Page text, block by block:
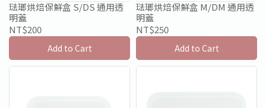
琺瑯烘焙保鮮盒 S/DS 通用透
明蓋
NT$200
Add to Cart
琺瑯烘焙保鮮盒 M/DM 通用透
明蓋
NT$250
Add to Cart